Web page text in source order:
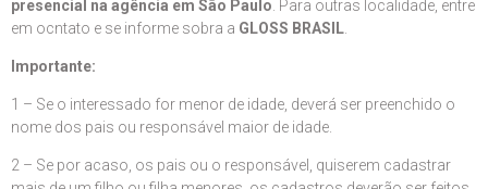
presencial na agência em São Paulo . Para outras localidade, entre
em ocntato e se informe sobra a GLOSS BRASIL
Importante:
1 – Se o interessado for menor de idade, deverá ser preenchido o
nome dos pais ou responsável maior de idade.
2 – Se por acaso, os pais ou o responsável, quiserem cadastrar